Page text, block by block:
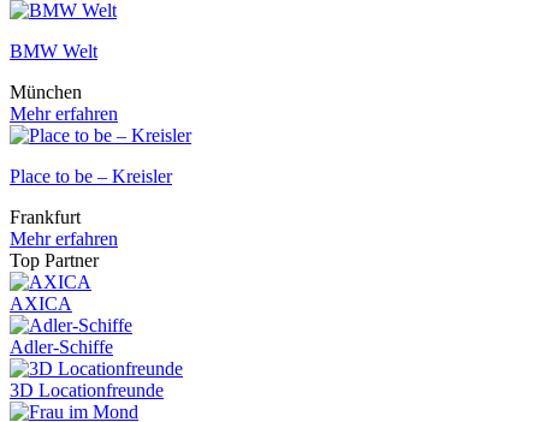
BMW Welt
München
Mehr erfahren
Place to be – Kreisler
Frankfurt
Mehr erfahren
Top Partner
AXICA
Adler-Schiffe
3D Locationfreunde